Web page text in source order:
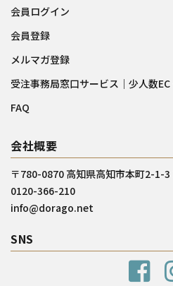
会員ログイン
会員登録
メルマガ登録
受注事務局窓口サービス｜少人数
FAQ
会社概要
〒780-0870 高知県高知市本町2-1-3
0120-366-210
info@dorago.net
SNS